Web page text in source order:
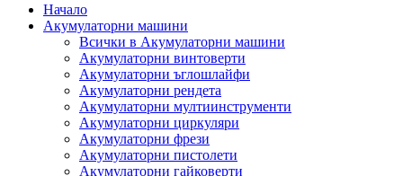
Начало
Акумулаторни машини
Всички в Акумулаторни машини
Акумулаторни винтоверти
Акумулаторни ъглошлайфи
Акумулаторни рендета
Акумулаторни мултиинструменти
Акумулаторни циркуляри
Акумулаторни фрези
Акумулаторни пистолети
Акумулаторни гайковерти